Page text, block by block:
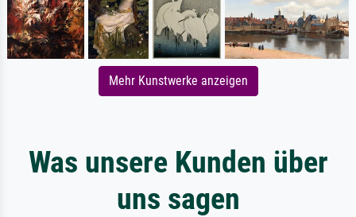
Mehr Kunstwerke anzeigen
Was unsere Kunden über
uns sagen